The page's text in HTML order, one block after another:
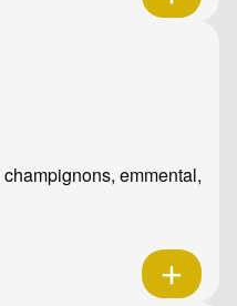
emmental,